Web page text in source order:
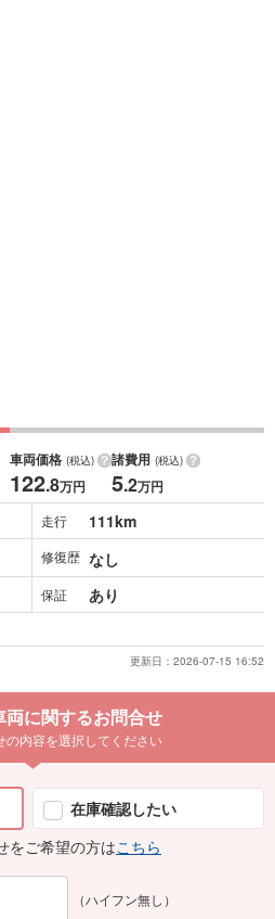
車両価格 (税込)
122.8万円
諸費用 (税込)
5.2万円
走行 111km
修復歴 なし
保証 あり
更新日： 2026-07-15 16:52
両に関するお問合せ
の内容を選択してください
在庫確認したい
をご希望の方はこちら
（ハイフン無し）